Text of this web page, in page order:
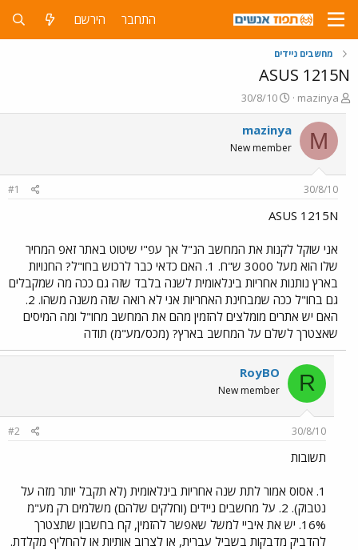
התחבר הירשם
מחשבים ניידים
ASUS 1215N
פ
ו
ת
ח
ה
ו
ש
א
mazinya
פ
ו
ר
ס
ם
ר
30/8/10
M
mazinya
New member
30/8/10
#1
ASUS 1215N
אני שוקל לקנות את המחשב הנ"ל אך עפ"י שיטוט באתר זאפ המחיר
שלו הוא מעל 3000 ש"ח. 1. האם כדאי כבר לרכוש בחו"ל? החנויות
בארץ נותנות אחריות בינלאומית לשנה בלבד שזה גם ככה מה שמקבלים
גם בחו"ל ככה שמבחינת האחריות אני לא רואה שזה משנה משהו. 2.
האם יש אתרים מומלצים להזמין מהם את המחשב מחו"ל ומה המיסים
שאצטרך לשלם על המחשב בארץ? (מכס/מע"מ) תודה
R
RoyBO
New member
30/8/10
#2
תשובות
1. אסוס אמור לתת שנה אחריות בינלאומית (לא תקבל יותר מזה על
נטבוק). 2. על מחשבים ניידים (וחלקים שלהם) משלמים רק מע"מ
16%. יש את איביי למשל שאפשר להזמין, קח בחשבון שתצטרך
להדביק מדבקות בשביל עברית, או לצרוב אותיות או להחליף מקלדת.